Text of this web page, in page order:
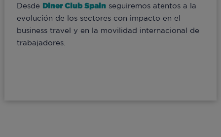
Desde Diner Club Spainseguiremos atentos a la
evolución de los sectores con impacto en el
business travel y en la movilidad internacional de
trabajadores.